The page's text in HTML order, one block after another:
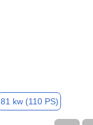
81 kw (110 PS)